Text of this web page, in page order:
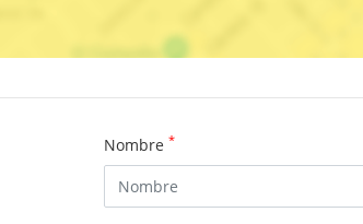
Nombre *